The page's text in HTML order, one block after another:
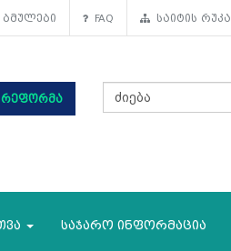
FAQ საიტის რუკა
რეფორმა
საჯარო ინფორმაცია